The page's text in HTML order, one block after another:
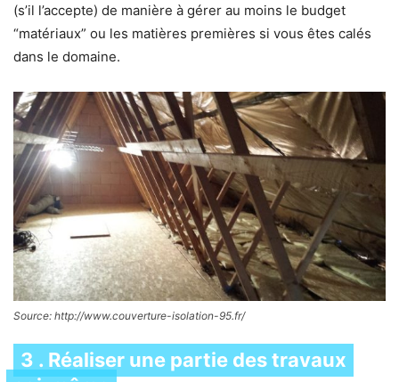
(s’il l’accepte) de manière à gérer au moins le budget
“matériaux” ou les matières premières si vous êtes calés
dans le domaine.
Source: http://www.couverture-isolation-95.fr/
3 . Réaliser une partie des travaux